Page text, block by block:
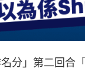
分」第二回合